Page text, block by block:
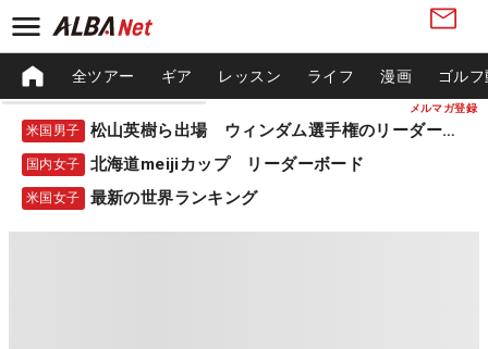
メルマガ登録
全ツアー ギア レッスン ライフ 漫画 ゴル
米国男子 松山英樹ら出場 ウィンダム選手権のリーダーボード
国内女子 北海道meijiカップ リーダーボード
米国女子 最新の世界ランキング